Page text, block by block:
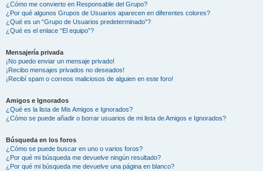
¿Cómo me convierto en Responsable del Grupo?
¿Por qué algunos Grupos de Usuarios aparecen en diferentes colores?
¿Qué es un “Grupo de Usuarios predeterminado”?
¿Qué es el enlace “El equipo”?
Mensajería privada
¡No puedo enviar un mensaje privado!
¡Recibo mensajes privados no deseados!
¡Recibí spam o correos maliciosos de alguien en este foro!
Amigos e Ignorados
¿Qué es la lista de Mis Amigos e Ignorados?
¿Cómo se puede añadir o borrar usuarios de mi lista de Amigos e Ignorados?
Búsqueda en los foros
¿Cómo se puede buscar en uno o varios foros?
¿Por qué mi búsqueda me devuelve ningún resultado?
¿Por qué mi búsqueda me devuelve una página en blanco?